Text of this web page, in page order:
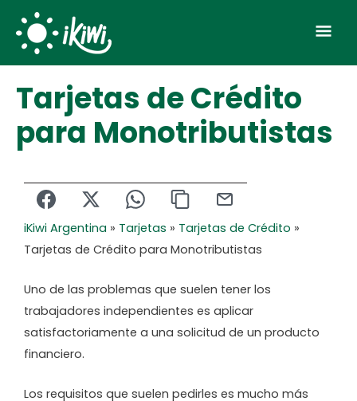
content
Tarjetas de Crédito
para Monotributistas
iKiwi Argentina » Tarjetas » Tarjetas de Crédito »
Tarjetas de Crédito para Monotributistas
Uno de las problemas que suelen tener los
trabajadores independientes es aplicar
satisfactoriamente a una solicitud de un producto
financiero.
Los requisitos que suelen pedirles es mucho más